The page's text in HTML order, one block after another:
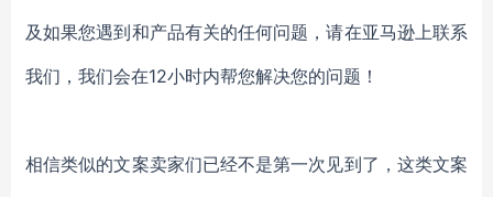
及如果您遇到和产品有关的任何问题，请在亚马逊上联系
我们，我们会在12小时内帮您解决您的问题！
相信类似的文案卖家们已经不是第一次见到了，这类文案